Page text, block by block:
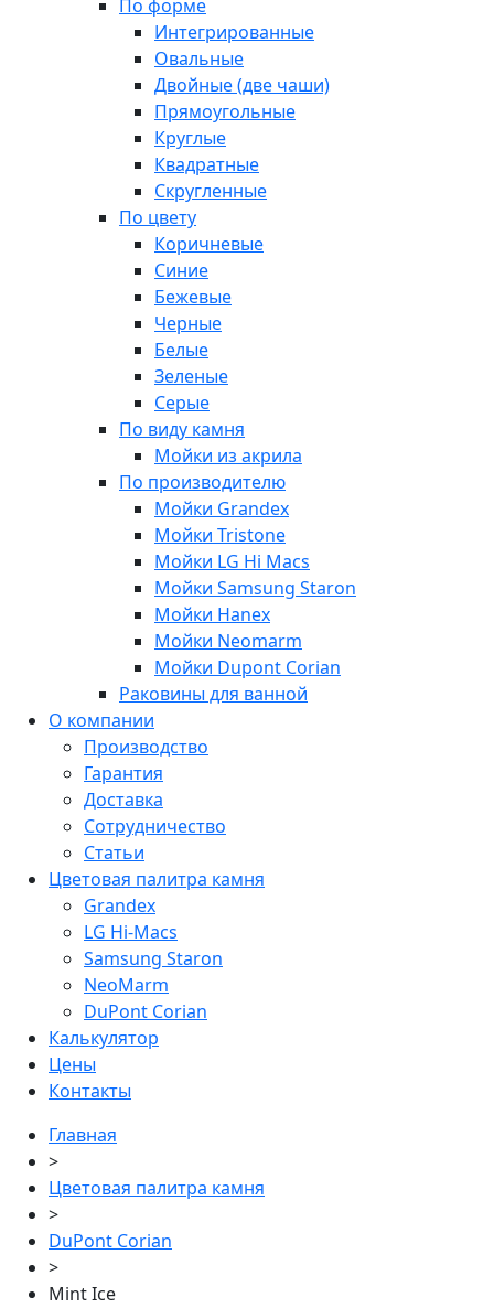
По форме
Интегрированные
Овальные
Двойные (две чаши)
Прямоугольные
Круглые
Квадратные
Скругленные
По цвету
Коричневые
Синие
Бежевые
Черные
Белые
Зеленые
Серые
По виду камня
Мойки из акрила
По производителю
Мойки Grandex
Мойки Tristone
Мойки LG Hi Macs
Мойки Samsung Staron
Мойки Hanex
Мойки Neomarm
Мойки Dupont Corian
Раковины для ванной
О компании
Производство
Гарантия
Доставка
Сотрудничество
Статьи
Цветовая палитра камня
Grandex
LG Hi-Macs
Samsung Staron
NeoMarm
DuPont Corian
Калькулятор
Цены
Контакты
Главная
>
Цветовая палитра камня
>
DuPont Corian
>
Mint Ice